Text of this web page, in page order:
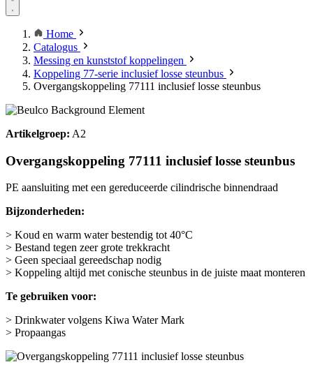
Home
Catalogus
Messing en kunststof koppelingen
Koppeling 77-serie inclusief losse steunbus
Overgangskoppeling 77111 inclusief losse steunbus
Artikelgroep: A2
Overgangskoppeling 77111 inclusief losse steunbus
PE aansluiting met een gereduceerde cilindrische binnendraad
Bijzonderheden:
> Koud en warm water bestendig tot 40°C
> Bestand tegen zeer grote trekkracht
> Geen speciaal gereedschap nodig
> Koppeling altijd met conische steunbus in de juiste maat monteren
Te gebruiken voor:
> Drinkwater volgens Kiwa Water Mark
> Propaangas